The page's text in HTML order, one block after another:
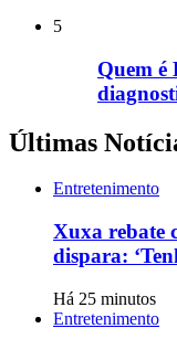
5
Quem é
Últimas
Entretenimento
Xuxa rebate
dispara:
Há 25 minutos
Entretenimento